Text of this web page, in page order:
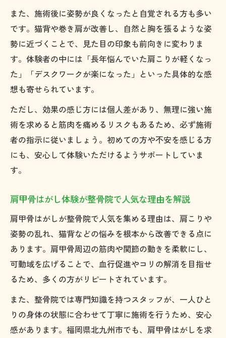
また、施術後に姿勢が良くなったと自覚される方も多い
です。猫背や巻き肩が改善し、自然と胸を張るような姿
勢に近づくことで、見た目の印象も前向きに変わりま
す。体験者の中には「長年悩んでいた肩こりが軽くなっ
た」「デスクワークが楽になった」といった具体的な感
想も寄せられています。
ただし、効果の感じ方には個人差があり、無理に強い施
術を求めると筋肉を痛めるリスクもあるため、必ず施術
者の指示に従いましょう。初めての方や不安を感じる方
にも、安心して体験いただけるようサポートしていま
す。
肩甲骨はがし体験が整骨院で人気な理由を解説
肩甲骨はがしが整骨院で人気を集める理由は、肩こりや
姿勢の乱れ、猫背などの悩みを根本から改善できる点に
あります。肩甲骨周辺の筋肉や関節の動きを柔軟にし、
可動域を広げることで、血行促進やコリの解消を目指せ
るため、多くの方がリピートされています。
また、整骨院では専門知識を持つスタッフが、一人ひと
りの身体の状態に合わせて丁寧に施術を行うため、安心
感があります。福岡県北九州市でも、肩甲骨はがしを求